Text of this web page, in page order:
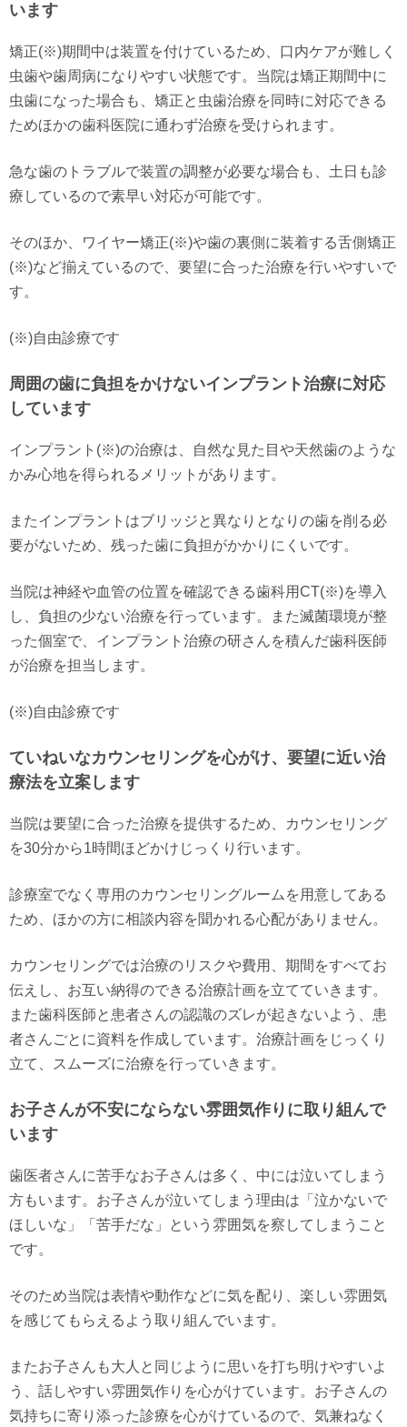
います
矯正(※)期間中は装置を付けているため、口内ケアが難しく
虫歯や歯周病になりやすい状態です。当院は矯正期間中に
虫歯になった場合も、矯正と虫歯治療を同時に対応できる
ためほかの歯科医院に通わず治療を受けられます。
急な歯のトラブルで装置の調整が必要な場合も、土日も診
療しているので素早い対応が可能です。
そのほか、ワイヤー矯正(※)や歯の裏側に装着する舌側矯正
(※)など揃えているので、要望に合った治療を行いやすいで
す。
(※)自由診療です
周囲の歯に負担をかけないインプラント治療に対応
しています
インプラント(※)の治療は、自然な見た目や天然歯のような
かみ心地を得られるメリットがあります。
またインプラントはブリッジと異なりとなりの歯を削る必
要がないため、残った歯に負担がかかりにくいです。
当院は神経や血管の位置を確認できる歯科用CT(※)を導入
し、負担の少ない治療を行っています。また滅菌環境が整
った個室で、インプラント治療の研さんを積んだ歯科医師
が治療を担当します。
(※)自由診療です
ていねいなカウンセリングを心がけ、要望に近い治
療法を立案します
当院は要望に合った治療を提供するため、カウンセリング
を30分から1時間ほどかけじっくり行います。
診療室でなく専用のカウンセリングルームを用意してある
ため、ほかの方に相談内容を聞かれる心配がありません。
カウンセリングでは治療のリスクや費用、期間をすべてお
伝えし、お互い納得のできる治療計画を立てていきます。
また歯科医師と患者さんの認識のズレが起きないよう、患
者さんごとに資料を作成しています。治療計画をじっくり
立て、スムーズに治療を行っていきます。
お子さんが不安にならない雰囲気作りに取り組んで
います
歯医者さんに苦手なお子さんは多く、中には泣いてしまう
方もいます。お子さんが泣いてしまう理由は「泣かないで
ほしいな」「苦手だな」という雰囲気を察してしまうこと
です。
そのため当院は表情や動作などに気を配り、楽しい雰囲気
を感じてもらえるよう取り組んでいます。
またお子さんも大人と同じように思いを打ち明けやすいよ
う、話しやすい雰囲気作りを心がけています。お子さんの
気持ちに寄り添った診療を心がけているので、気兼ねなく